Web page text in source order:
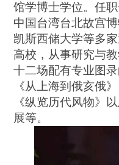
馆学博士学位。任
中国台湾台北故宫
凯斯西储大学等多
高校，从事研究与
十二场配有专业图
《从上海到俄亥俄
《纵览历代风物》
展等。